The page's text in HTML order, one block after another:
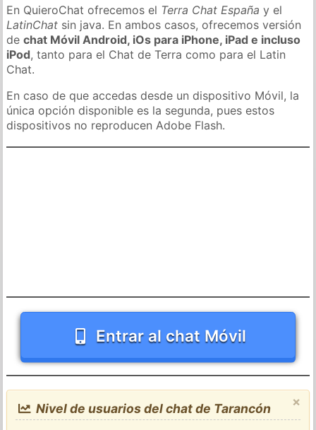
En QuieroChat ofrecemos el Terra Chat España y el
LatinChat sin java. En ambos casos, ofrecemos versión
dechat Móvil Android, iOs para iPhone, iPad e incluso
iPod, tanto para el Chat de Terra como para el Latin
Chat.
En caso de que accedas desde un dispositivo Móvil, la
única opción disponible es la segunda, pues estos
dispositivos no reproducen Adobe Flash.
Entrar al chat Móvil
×
Nivel de usuarios del chat de Tarancón